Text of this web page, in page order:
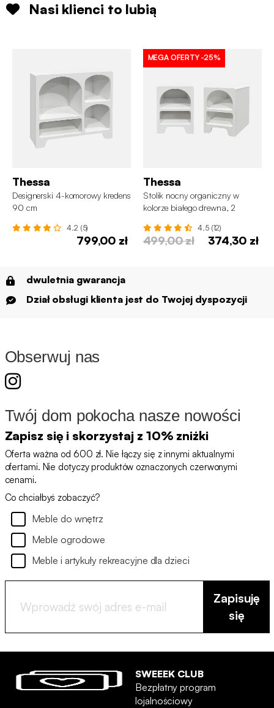
Nasi klienci to lubią
Thessa
Designerski 4-komorowy kredens
90 cm
4.2 (5)
799,00 zł
MEGA OFERTY -25%
Thessa
Stolik nocny organiczny w
kolorze białego drewna, 2
4.5 (12)
499,00 zł 374,30 zł
dwuletnia gwarancja
Dział obsługi klienta jest do Twojej dyspozycji
Obserwuj nas
Twój dom pokocha nasze nowości
Zapisz się i skorzystaj z 10% zniżki
Oferta ważna od 600 zł. Nie łączy się z innymi aktualnymi
ofertami. Nie dotyczy produktów oznaczonych czerwonymi
cenami.
Co chciałbyś zobaczyć?
Meble do wnętrz
Meble ogrodowe
Meble i artykuły rekreacyjne dla dzieci
Zapisuję
się
SWEEEK CLUB
Bezpłatny program
lojalnościowy